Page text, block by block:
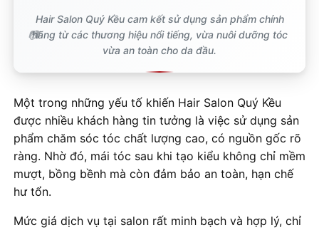
Hair Salon Quý Kều cam kết sử dụng sản phẩm chính
hãng từ các thương hiệu nổi tiếng, vừa nuôi dưỡng tóc
vừa an toàn cho da đầu.
Một trong những yếu tố khiến Hair Salon Quý Kều
được nhiều khách hàng tin tưởng là việc sử dụng sản
phẩm chăm sóc tóc chất lượng cao, có nguồn gốc rõ
ràng. Nhờ đó, mái tóc sau khi tạo kiểu không chỉ mềm
mượt, bồng bềnh mà còn đảm bảo an toàn, hạn chế
hư tổn.
Mức giá dịch vụ tại salon rất minh bạch và hợp lý, chỉ